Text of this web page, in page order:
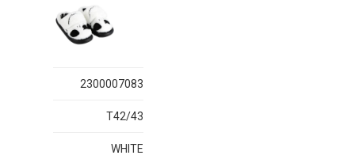
2300007083
T42/43
WHITE